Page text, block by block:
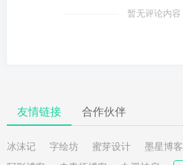
暂无评论内容
友情链接 合作伙伴
冰沫记 字绘坊 蜜芽设计 墨星博客